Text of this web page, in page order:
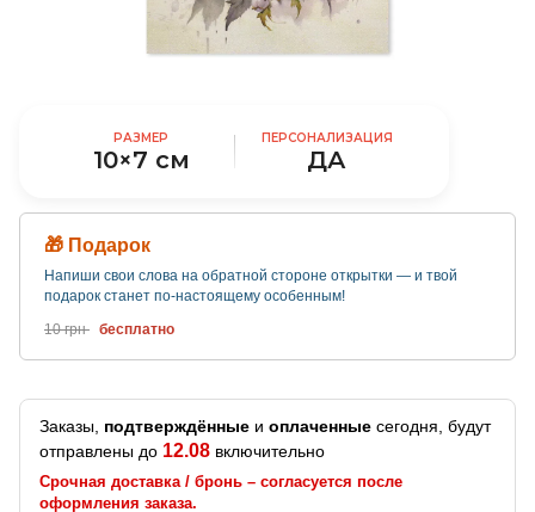
РАЗМЕР
10×7 см
ПЕРСОНАЛИЗАЦИЯ
ДА
🎁 Подарок
Напиши свои слова на обратной стороне открытки — и твой
подарок станет по-настоящему особенным!
10 грн бесплатно
Заказы, подтверждённые и оплаченные сегодня, будут
отправлены до 12.08 включительно
Срочная доставка / бронь – согласуется после
оформления заказа.